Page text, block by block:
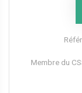
Membre du